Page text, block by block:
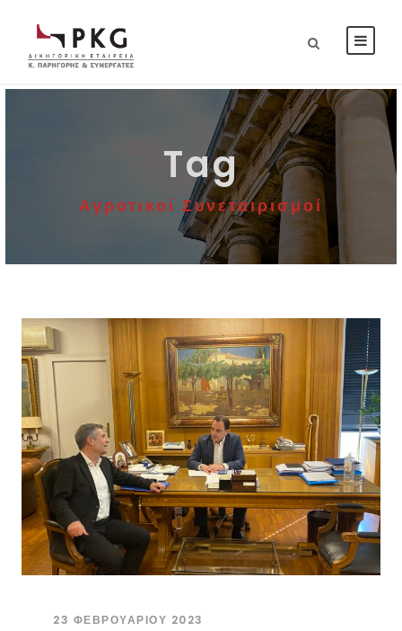
Tag
Αγροτικοί Συνεταιρισμοί
23 ΦΕΒΡΟΥΑΡΊΟΥ 2023